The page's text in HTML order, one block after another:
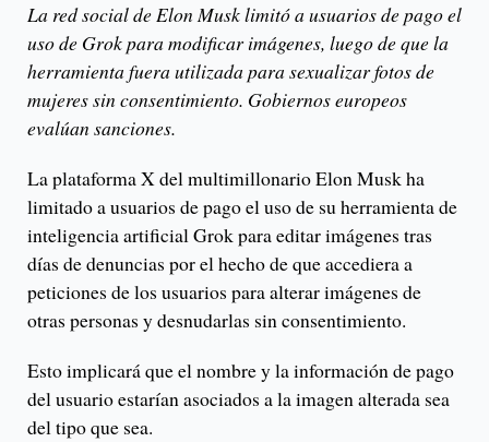
La red social de Elon Musk limitó a usuarios de pago el
uso de Grok para modificar imágenes, luego de que la
herramienta fuera utilizada para sexualizar fotos de
mujeres sin consentimiento. Gobiernos europeos
evalúan sanciones.
La plataforma X del multimillonario Elon Musk ha
limitado a usuarios de pago el uso de su herramienta de
inteligencia artificial Grok para editar imágenes tras
días de denuncias por el hecho de que accediera a
peticiones de los usuarios para alterar imágenes de
otras personas y desnudarlas sin consentimiento.
Esto implicará que el nombre y la información de pago
del usuario estarían asociados a la imagen alterada sea
del tipo que sea.